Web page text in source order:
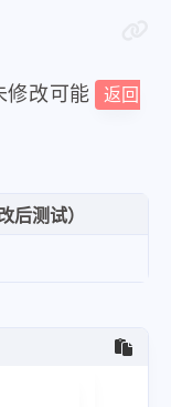
修改可能
返回
后测试）